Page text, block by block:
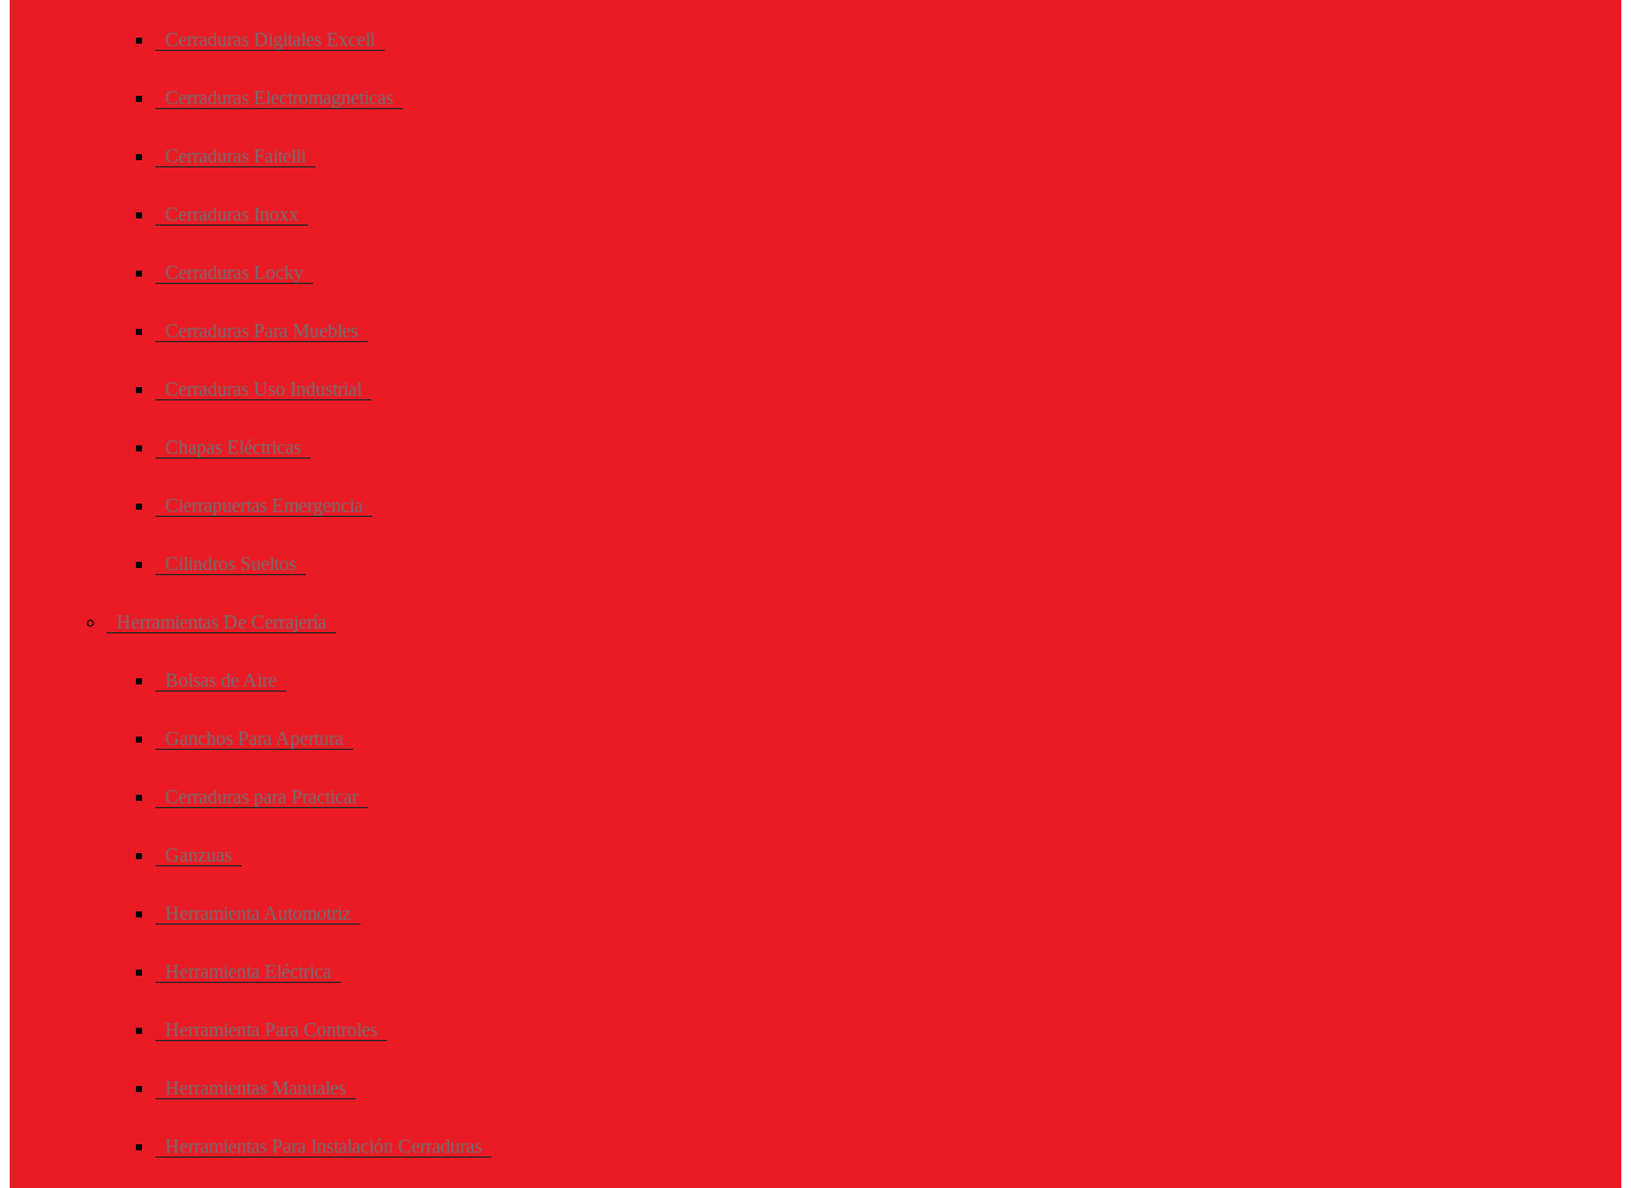
Cerraduras Digitales Excell
Cerraduras Electromagneticas
Cerraduras Faitelli
Cerraduras Inoxx
Cerraduras Locky
Cerraduras Para Muebles
Cerraduras Uso Industrial
Chapas Eléctricas
Cierrapuertas Emergencia
Cilindros Sueltos
Herramientas De Cerrajería
Bolsas de Aire
Ganchos Para Apertura
Cerraduras para Practicar
Ganzuas
Herramienta Automotriz
Herramienta Eléctrica
Herramienta Para Controles
Herramientas Manuales
Herramientas Para Instalación Cerraduras